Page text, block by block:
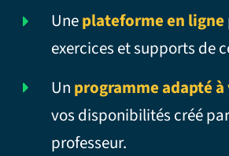
Uneplateforme en ligne
exercices et supports de
Un programme adapté
vos disponibilités créé
professeur.